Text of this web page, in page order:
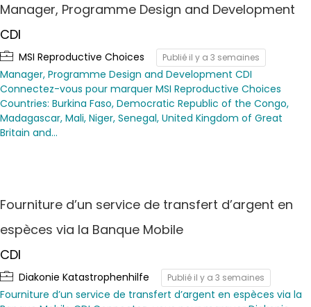
Manager, Programme Design and Development
CDI
MSI Reproductive Choices Publié il y a 3 semaines
Manager, Programme Design and Development CDI
Connectez-vous pour marquer MSI Reproductive Choices
Countries: Burkina Faso, Democratic Republic of the Congo,
Madagascar, Mali, Niger, Senegal, United Kingdom of Great
Britain and…
Fourniture d’un service de transfert d’argent en
espèces via la Banque Mobile
CDI
Diakonie Katastrophenhilfe Publié il y a 3 semaines
Fourniture d’un service de transfert d’argent en espèces via la